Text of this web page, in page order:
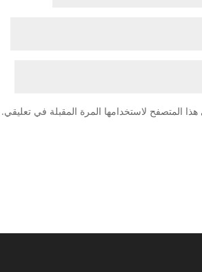
المتصفح لاستخدامها المرة المقبلة في تعليقي.